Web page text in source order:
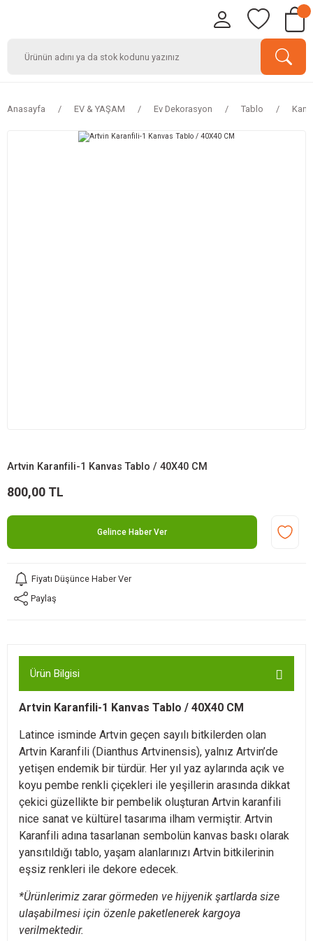
Anasayfa EV & YAŞAM Ev Dekorasyon Tablo
Artvin Karanfili-1 Kanvas Tablo / 40X40 CM
800,00 TL
Gelince Haber Ver
Fiyatı Düşünce Haber Ver
Paylaş
Ürün Bilgisi
Artvin Karanfili-1 Kanvas Tablo / 40X40 CM
Latince isminde Artvin geçen sayılı bitkilerden olan
Artvin Karanfili (Dianthus Artvinensis), yalnız Artvin’de
yetişen endemik bir türdür. Her yıl yaz aylarında açık ve
koyu pembe renkli çiçekleri ile yeşillerin arasında dikkat
çekici güzellikte bir pembelik oluşturan Artvin karanfili
nice sanat ve kültürel tasarıma ilham vermiştir. Artvin
Karanfili adına tasarlanan sembolün kanvas baskı olarak
yansıtıldığı tablo, yaşam alanlarınızı Artvin bitkilerinin
eşsiz renkleri ile dekore edecek.
*Ürünlerimiz zarar görmeden ve hijyenik şartlarda size
ulaşabilmesi için özenle paketlenerek kargoya
verilmektedir.